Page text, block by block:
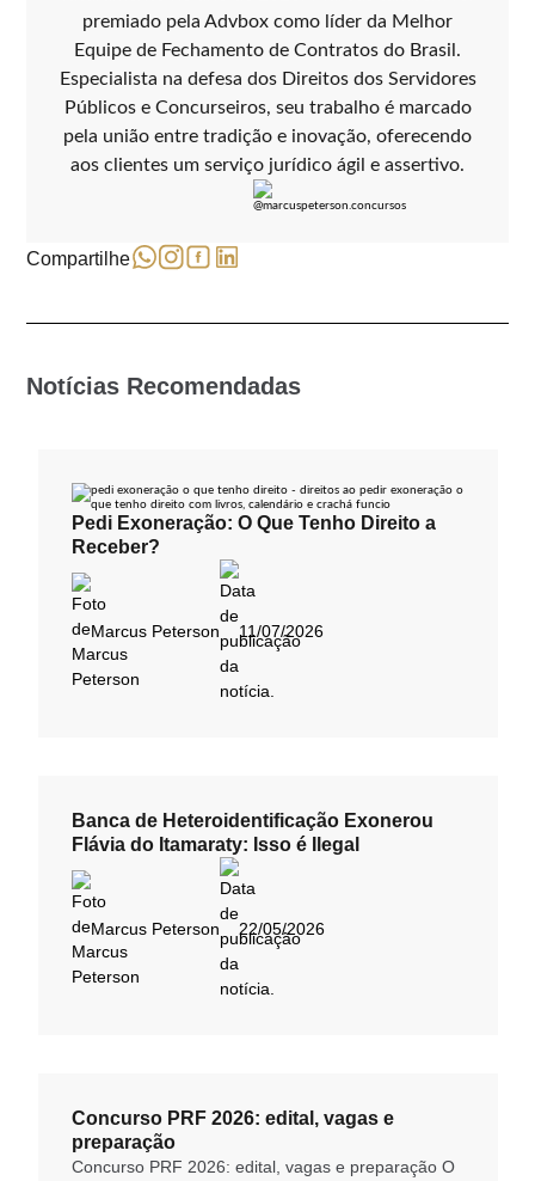
premiado pela Advbox como líder da Melhor
Equipe de Fechamento de Contratos do Brasil.
Especialista na defesa dos Direitos dos Servidores
Públicos e Concurseiros, seu trabalho é marcado
pela união entre tradição e inovação, oferecendo
aos clientes um serviço jurídico ágil e assertivo.
Compartilhe
Notícias Recomendadas
Pedi Exoneração: O Que Tenho Direito a
Receber?
Marcus Peterson 11/07/2026
Banca de Heteroidentificação Exonerou
Flávia do Itamaraty: Isso é Ilegal
Marcus Peterson 22/05/2026
Concurso PRF 2026: edital, vagas e
preparação
Concurso PRF 2026: edital, vagas e preparação O